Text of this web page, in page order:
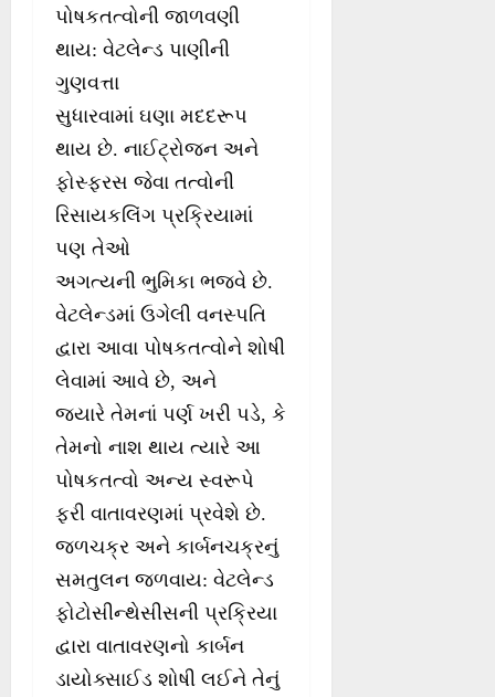
પોષકતત્વોની જાળવણી
થાય: વેટલેન્ડ પાણીની
ગુણવત્તા
સુધારવામાં ઘણા મદદરૂપ
થાય છે. નાઈટ્રોજન અને
ફોસ્ફરસ જેવા તત્વોની
રિસાયકલિંગ પ્રક્રિયામાં
પણ તેઓ
અગત્યની ભુમિકા ભજવે છે.
વેટલેન્ડમાં ઉગેલી વનસ્પતિ
દ્વારા આવા પોષકતત્વોને શોષી
લેવામાં આવે છે, અને
જ્યારે તેમનાં પર્ણ ખરી પડે, કે
તેમનો નાશ થાય ત્યારે આ
પોષકતત્વો અન્ય સ્વરૂપે
ફરી વાતાવરણમાં પ્રવેશે છે.
જળચક્ર અને કાર્બનચક્રનું
સમતુલન જળવાય: વેટલેન્ડ
ફોટોસીન્થેસીસની પ્રક્રિયા
દ્વારા વાતાવરણનો કાર્બન
ડાયોક્સાઈડ શોષી લઈને તેનું